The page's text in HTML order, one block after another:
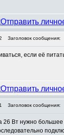
Заголовок сообщения:
если её
Заголовок сообщения:
26 Вт нужно